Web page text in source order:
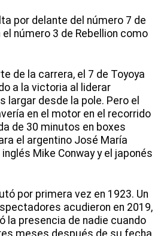
por delante del número 7 de
número 3 de Rebellion como
de la carrera, el 7 de Toyoya
a la victoria al liderar
largar desde la pole. Pero el
en el motor en el recorrido
de 30 minutos en boxes
el argentino José María
inglés Mike Conway y el japonés
por primera vez en 1923. Un
acudieron en 2019,
la presencia de nadie cuando